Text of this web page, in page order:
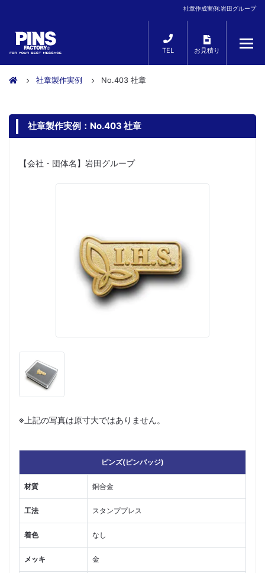
社章作成実例:岩田グループ
TEL お見積り
社章製作実例 No.403 社章
社章製作実例：No.403 社章
【会社・団体名】岩田グループ
※上記の写真は原寸大ではありません。
ピンズ(ピンバッジ)
材質 銅合金
工法 スタンププレス
着色 なし
メッキ 金